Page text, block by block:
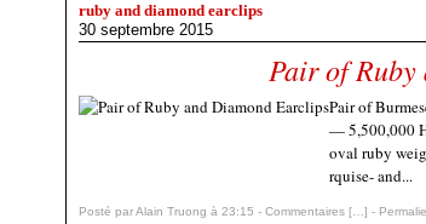
ruby and diamond earclips
30 septembre 2015
Pair of
Pair of
— 5,500,000
oval ruby
rquise- and...
Posté par Alain Truong à 23:15 - Commentaires [ ] -